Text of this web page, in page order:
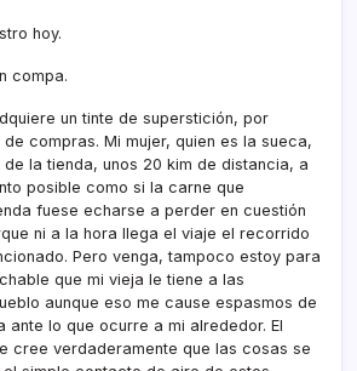
hoy.
compa.
un tinte de superstición, por
compras. Mi mujer, quien es la sueca,
la tienda, unos 20 kim de distancia, a
posible como si la carne que
fuese echarse a perder en cuestión
ni a la hora llega el viaje el recorrido
Pero venga, tampoco estoy para
que mi vieja le tiene a las
aunque eso me cause espasmos de
ante lo que ocurre a mi alrededor. El
cree verdaderamente que las cosas se